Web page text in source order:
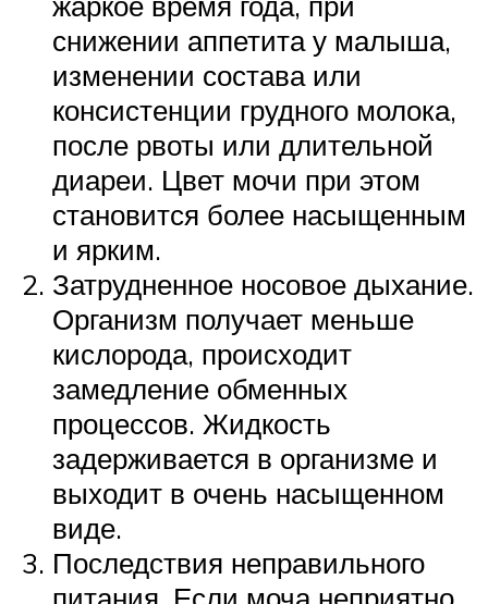
снижении аппетита у малыша,
изменении состава или
консистенции грудного молока,
после рвоты или длительной
диареи. Цвет мочи при этом
становится более насыщенным
и ярким.
Затрудненное носовое дыхание.
Организм получает меньше
кислорода, происходит
замедление обменных
процессов. Жидкость
задерживается в организме и
выходит в очень насыщенном
виде.
Последствия неправильного
питания. Если моча неприятно